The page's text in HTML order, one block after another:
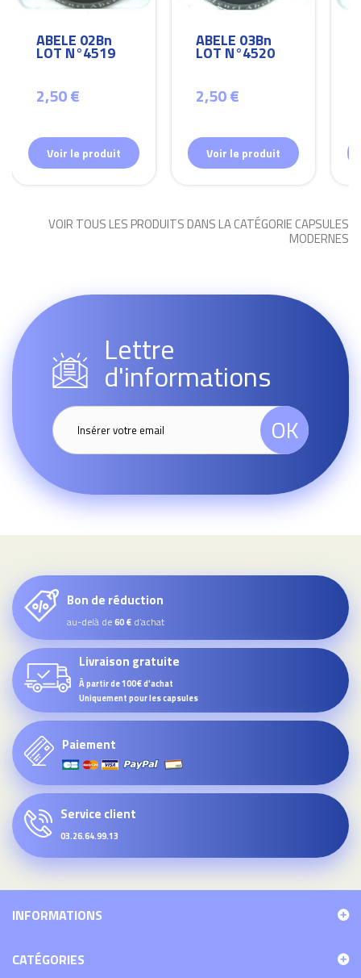
ABELE 02Bn
LOT N°4519
2,50 €
Voir le produit
ABELE 03Bn
LOT N°4520
2,50 €
Voir le produit
VOIR TOUS LES PRODUITS DANS LA CATÉGORIE CAPSULES
MODERNES
Lettre
d'informations
OK
Bon de réduction
au-delà de60 € d’achat
Livraison gratuite
À partir de 100€ d'achat
Uniquement pour les capsules
Paiement
Service client
03.26.64.99.13
INFORMATIONS
CATÉGORIES